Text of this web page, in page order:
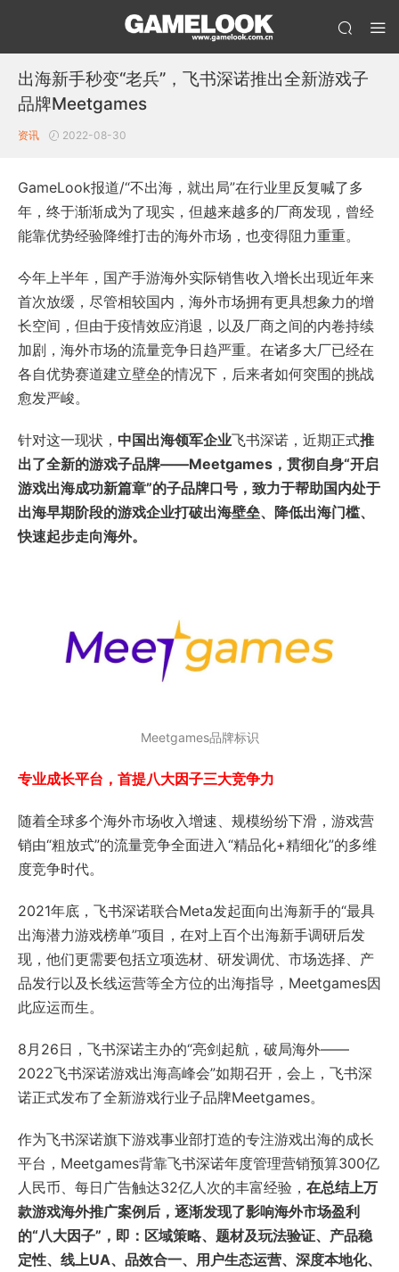
出海新手秒变“老兵”，飞书深诺推出全新游戏子
品牌Meetgames
资讯 2022-08-30
GameLook报道/“不出海，就出局”在行业里反复喊了多
年，终于渐渐成为了现实，但越来越多的厂商发现，曾经
能靠优势经验降维打击的海外市场，也变得阻力重重。
今年上半年，国产手游海外实际销售收入增长出现近年来
首次放缓，尽管相较国内，海外市场拥有更具想象力的增
长空间，但由于疫情效应消退，以及厂商之间的内卷持续
加剧，海外市场的流量竞争日趋严重。在诸多大厂已经在
各自优势赛道建立壁垒的情况下，后来者如何突围的挑战
愈发严峻。
针对这一现状， 中国出海领军企业飞书深诺，近期正式推
出了全新的游戏子品牌——Meetgames，贯彻自身“开启
游戏出海成功新篇章”的子品牌口号，致力于帮助国内处于
出海早期阶段的游戏企业打破出海壁垒、降低出海门槛、
快速起步走向海外。
Meetgames品牌标识
专业成长平台，首提八大因子三大竞争力
随着全球多个海外市场收入增速、规模纷纷下滑，游戏营
销由“粗放式”的流量竞争全面进入“精品化+精细化”的多维
度竞争时代。
2021年底，飞书深诺联合Meta发起面向出海新手的“最具
出海潜力游戏榜单”项目，在对上百个出海新手调研后发
现，他们更需要包括立项选材、研发调优、市场选择、产
品发行以及长线运营等全方位的出海指导，Meetgames因
此应运而生。
8月26日，飞书深诺主办的“亮剑起航，破局海外——
2022飞书深诺游戏出海高峰会”如期召开，会上，飞书深
诺正式发布了全新游戏行业子品牌Meetgames。
作为飞书深诺旗下游戏事业部打造的专注游戏出海的成长
平台，Meetgames背靠飞书深诺年度管理营销预算300亿
人民币、每日广告触达32亿人次的丰富经验， 在总结上万
款游戏海外推广案例后，逐渐发现了影响海外市场盈利
的“八大因子”，即：区域策略、题材及玩法验证、产品稳
定性、线上UA、品效合一、用户生态运营、深度本地化、